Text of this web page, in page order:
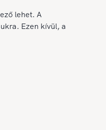
lehet. A
Ezen kívül, a